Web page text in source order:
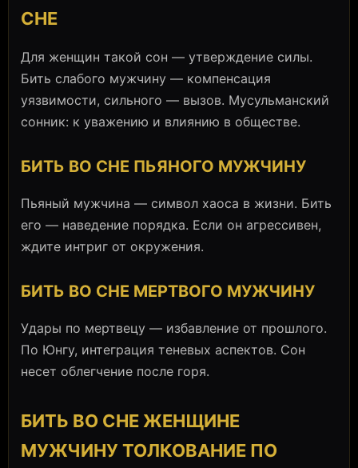
СНЕ
Для женщин такой сон — утверждение силы.
Бить слабого мужчину — компенсация
уязвимости, сильного — вызов. Мусульманский
сонник: к уважению и влиянию в обществе.
БИТЬ ВО СНЕ ПЬЯНОГО МУЖЧИНУ
Пьяный мужчина — символ хаоса в жизни. Бить
его — наведение порядка. Если он агрессивен,
ждите интриг от окружения.
БИТЬ ВО СНЕ МЕРТВОГО МУЖЧИНУ
Удары по мертвецу — избавление от прошлого.
По Юнгу, интеграция теневых аспектов. Сон
несет облегчение после горя.
БИТЬ ВО СНЕ ЖЕНЩИНЕ
МУЖЧИНУ ТОЛКОВАНИЕ ПО